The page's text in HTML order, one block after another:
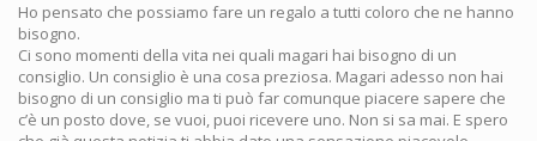
Ho pensato che possiamo fare un regalo a tutti coloro che ne hanno
bisogno.
Ci sono momenti della vita nei quali magari hai bisogno di un
consiglio. Un consiglio è una cosa preziosa. Magari adesso non hai
bisogno di un consiglio ma ti può far comunque piacere sapere che
c’è un posto dove, se vuoi, puoi ricevere uno. Non si sa mai. E spero